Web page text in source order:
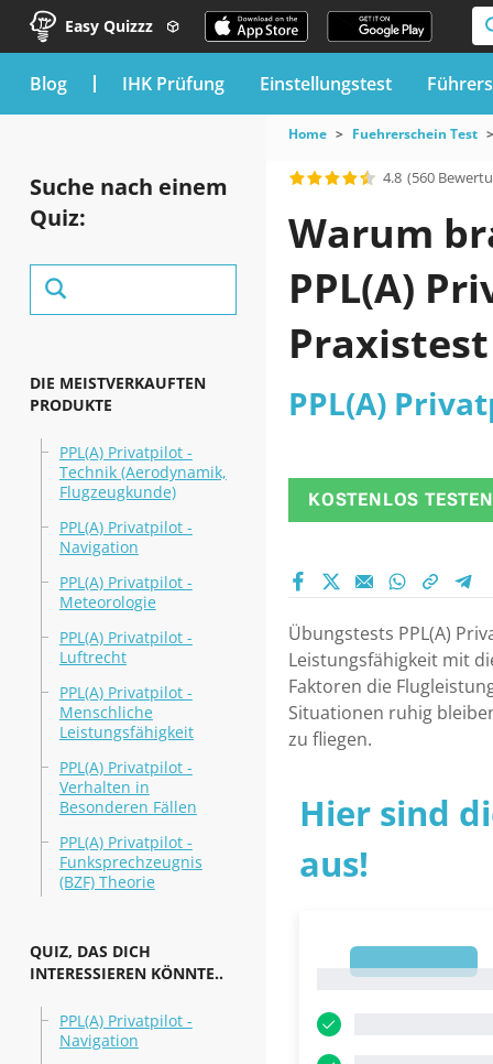
Easy Quizzz
blog IHK Prüfung Einstellungstest
Suche nach einem
Quiz:
DIE MEISTVERKAUFTEN
PRODUKTE
PPL(A) Privatpilot -
Technik (Aerodynamik,
Flugzeugkunde)
PPL(A) Privatpilot -
Navigation
PPL(A) Privatpilot -
Meteorologie
PPL(A) Privatpilot -
Luftrecht
PPL(A) Privatpilot -
Menschliche
Leistungsfähigkeit
PPL(A) Privatpilot -
Verhalten in
Besonderen Fällen
PPL(A) Privatpilot -
Funksprechzeugnis
(BZF) Theorie
QUIZ, DAS DICH
INTERESSIEREN KÖNNTE..
PPL(A) Privatpilot -
Navigation
Home Fuehrerschein Test
4.8 (560
Warum
PPL(A)
Praxistest
PPL(A)
KOSTENLOS TESTEN
Übungstests PPL(A)
Leistungsfähigkeit mit
Faktoren die
Situationen ruhig
zu fliegen.
Hier sind
aus!